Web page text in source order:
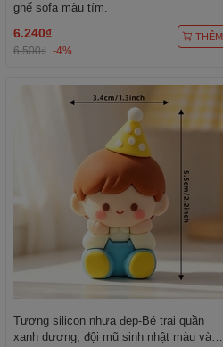
ghế sofa màu tím.
6.240₫
6.500₫ -4%
THÊM
Tượng silicon nhựa đẹp-Bé trai quần
xanh dương, đội mũ sinh nhật màu vàng